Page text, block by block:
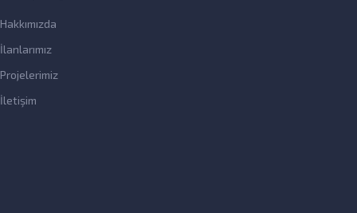
Hakkımızda
İlanlarımız
Projelerimiz
İletişim